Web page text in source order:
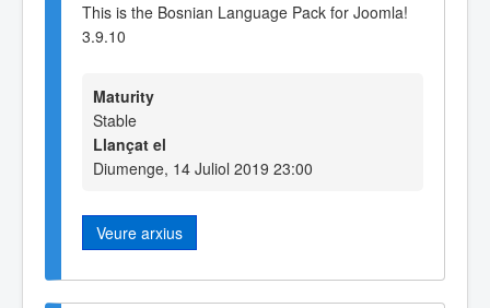
This is the Bosnian Language Pack for Joomla!
3.9.10
Maturity
Stable
Llançat el
Diumenge, 14 Juliol 2019 23:00
Veure arxius